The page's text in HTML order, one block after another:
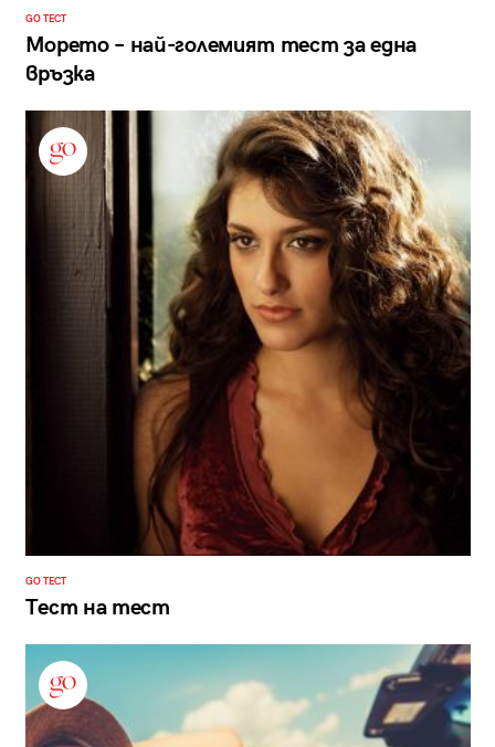
GO ТЕСТ
Морето – най-големият тест за една
връзка
GO ТЕСТ
Тест на тест